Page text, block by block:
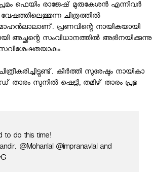
ഫെയിം രാജേഷ് മുരുകേശന്‍ എന്നിവര്‍
ചിത്രത്തില്‍
പ്രണവിന്റെ നായികയായി
അച്ഛന്റെ സംവിധാനത്തില്‍ അഭിനയിക്കുന്നു
സവിശേഷതയാകും.
കീര്‍ത്തി സുരേഷും നായികാ
സുനില്‍ ഷെട്ടി, തമിഴ് താരം പ്രഭു
to do this time!
@Mohanlal @impranavlal and